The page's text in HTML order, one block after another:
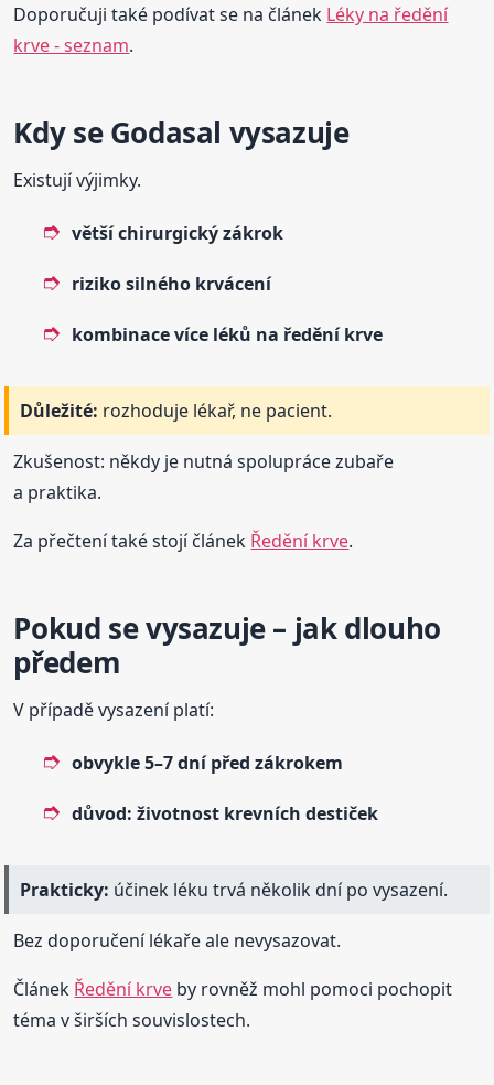
Doporučuji také podívat se na článek Léky na ředění
krve - seznam.
Kdy se Godasal vysazuje
Existují výjimky.
větší chirurgický zákrok
riziko silného krvácení
kombinace více léků na ředění krve
Důležité: rozhoduje lékař, ne pacient.
Zkušenost: někdy je nutná spolupráce zubaře
a praktika.
Za přečtení také stojí článek Ředění krve.
Pokud se vysazuje – jak dlouho
předem
V případě vysazení platí:
obvykle 5–7 dní před zákrokem
důvod: životnost krevních destiček
Prakticky: účinek léku trvá několik dní po vysazení.
Bez doporučení lékaře ale nevysazovat.
Článek Ředění krve by rovněž mohl pomoci pochopit
téma v širších souvislostech.